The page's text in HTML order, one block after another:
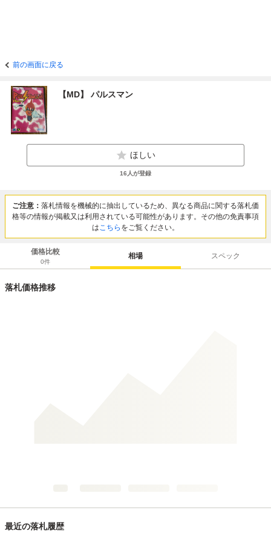
前の画面に戻る
【MD】 パルスマン
ほしい
16 人が登録
ご注意： 落札情報を機械的に抽出しているため、異なる商品に関する落札価
格等の情報が掲載又は利用されている可能性があります。その他の免責事項
はこちら をご覧ください。
価格比較
0件
相場 スペック
落札価格推移
最近の落札履歴